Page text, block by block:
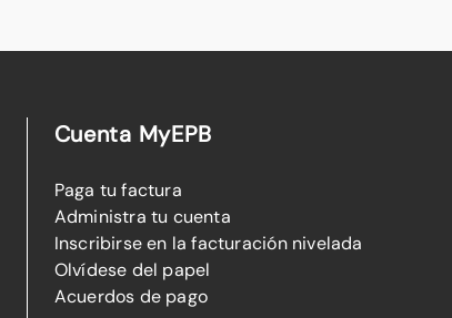
Cuenta MyEPB
Paga tu factura
Administra tu cuenta
Inscribirse en la facturación nivelada
Olvídese del papel
Acuerdos de pago